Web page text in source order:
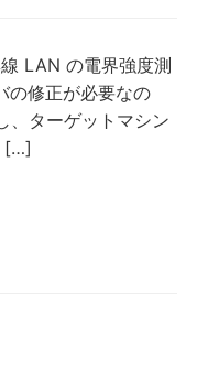
LAN の電界強度測
の修正が必要なの
、ターゲットマシン
[…]